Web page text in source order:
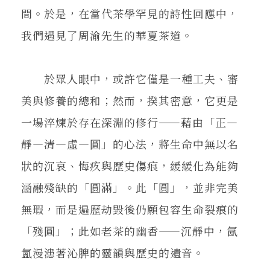
間。於是，在當代茶學罕見的詩性回應中，
我們遇見了周渝先生的華夏茶道。
於眾人眼中，或許它僅是一種工夫、審
美與修養的總和；然而，揆其密意，它更是
一場淬煉於存在深淵的修行——藉由「正—
靜—清—虛—圓」的心法，將生命中無以名
狀的沉哀、悔疚與歷史傷痕，緩緩化為能夠
涵融殘缺的「圓滿」。此「圓」，並非完美
無瑕，而是遍歷劫毀後仍願包容生命裂痕的
「殘圓」；此如老茶的幽香——沉靜中，氤
氳漫漶著沁脾的靈韻與歷史的遺音。